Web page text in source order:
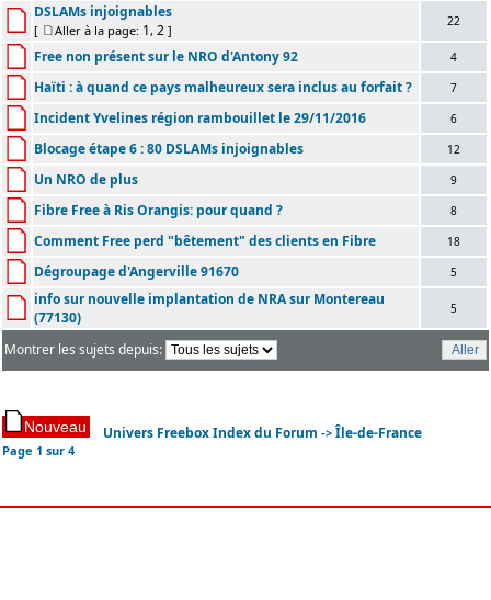
DSLAMs injoignables
[ Aller à la page: 1 , 2 ]
22
Free non présent sur le NRO d'Antony 92 4
Haïti : à quand ce pays malheureux sera inclus au forfait ? 7
Incident Yvelines région rambouillet le 29/11/2016 6
Blocage étape 6 : 80 DSLAMs injoignables 12
Un NRO de plus 9
Fibre Free à Ris Orangis: pour quand ? 8
Comment Free perd "bêtement" des clients en Fibre 18
Dégroupage d'Angerville 91670 5
info sur nouvelle implantation de NRA sur Montereau
(77130)
5
Montrer les sujets depuis:
Univers Freebox Index du Forum ->Île-de-France
Page1 sur4